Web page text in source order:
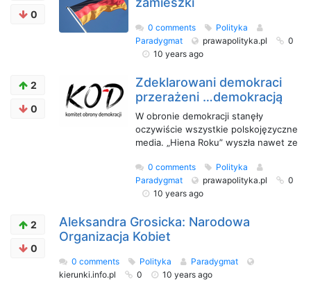
0
0 comments
Polityka
Paradygmat
prawapolityka.pl
0
10 years ago
2
0
Zdeklarowani demokraci
przerażeni …demokracją
W obronie demokracji stanęły
oczywiście wszystkie polskojęzyczne
media. „Hiena Roku” wyszła nawet ze
0 comments
Polityka
Paradygmat
prawapolityka.pl
0
10 years ago
2
0
Aleksandra Grosicka: Narodowa
Organizacja Kobiet
0 comments Polityka
Paradygmat
kierunki.info.pl
0 10 years ago